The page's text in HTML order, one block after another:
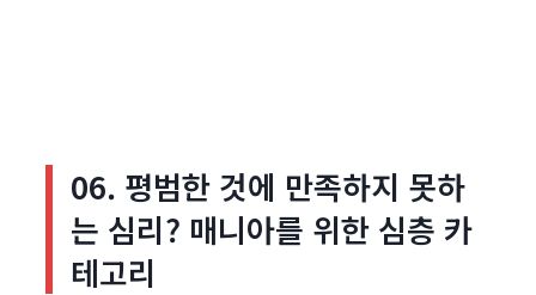
06. 평범한 것에 만족하지 못하
는 심리? 매니아를 위한 심층 카
테고리